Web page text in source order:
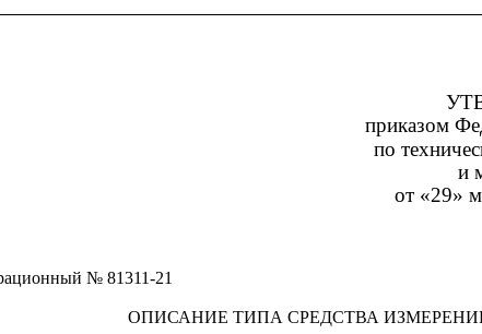
приказом
по
и
от «29»
№ 81311-21
ОПИСАНИЕ ТИПА СРЕДСТВА